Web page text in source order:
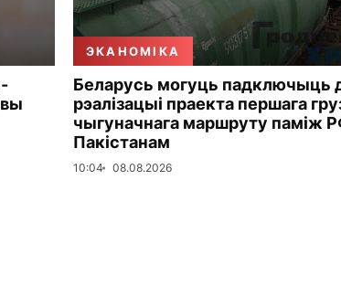
ЭКАНОМІКА
Беларусь могуць падключыць
рэалізацыі праекта першага
чыгуначнага маршруту паміж
Пакістанам
10:04 08.08.2026